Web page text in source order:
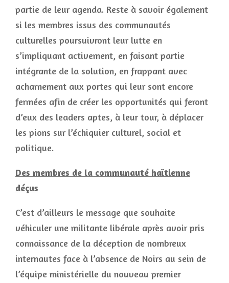
partie de leur agenda. Reste à savoir également
si les membres issus des communautés
culturelles poursuivront leur lutte en
s’impliquant activement, en faisant partie
intégrante de la solution, en frappant avec
acharnement aux portes qui leur sont encore
fermées afin de créer les opportunités qui feront
d’eux des leaders aptes, à leur tour, à déplacer
les pions sur l’échiquier culturel, social et
politique.
Des membres de la communauté haïtienne
déçus
C’est d’ailleurs le message que souhaite
véhiculer une militante libérale après avoir pris
connaissance de la déception de nombreux
internautes face à l’absence de Noirs au sein de
l’équipe ministérielle du nouveau premier